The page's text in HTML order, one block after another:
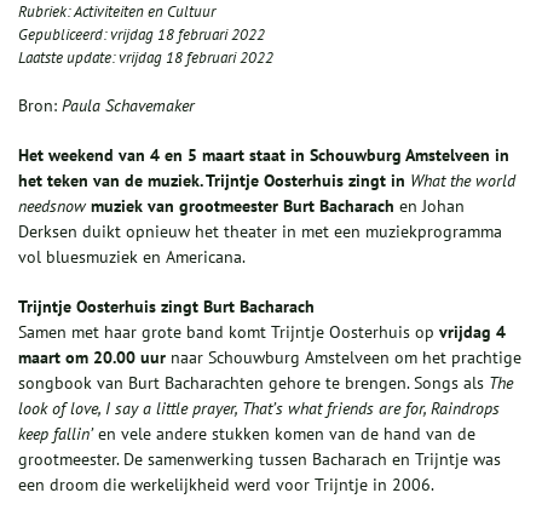
Rubriek:Activiteiten en Cultuur
Gepubliceerd:vrijdag 18 februari 2022
Laatste update:vrijdag 18 februari 2022
Bron: Paula Schavemaker
Het weekend van 4 en 5 maart staat in Schouwburg Amstelveen in
het teken van de muziek. Trijntje Oosterhuis zingt in What the world
needsnow muziek van grootmeester Burt Bacharach en Johan
Derksen duikt opnieuw het theater in met een muziekprogramma
vol bluesmuziek en Americana.
Trijntje Oosterhuis zingt Burt Bacharach
Samen met haar grote band komt Trijntje Oosterhuis op vrijdag 4
maart om 20.00 uur naar Schouwburg Amstelveen om het prachtige
songbook van Burt Bacharachten gehore te brengen. Songs als The
look of love, I say a little prayer, That’s what friends are for, Raindrops
keep fallin’en vele andere stukken komen van de hand van de
grootmeester. De samenwerking tussen Bacharach en Trijntje was
een droom die werkelijkheid werd voor Trijntje in 2006.